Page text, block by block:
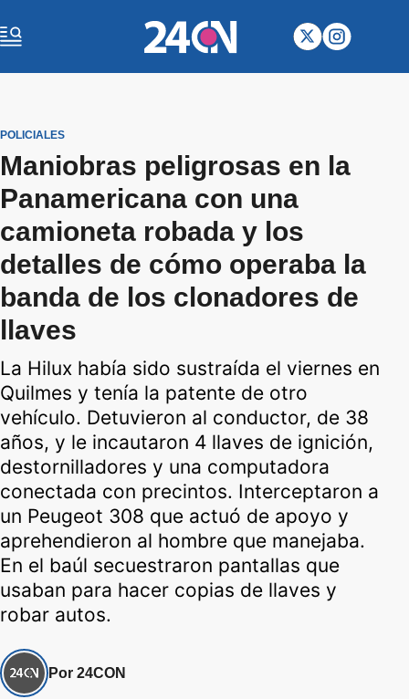
POLICIALES
Maniobras peligrosas en la
Panamericana con una
camioneta robada y los
detalles de cómo operaba la
banda de los clonadores de
llaves
La Hilux había sido sustraída el viernes en
Quilmes y tenía la patente de otro
vehículo. Detuvieron al conductor, de 38
años, y le incautaron 4 llaves de ignición,
destornilladores y una computadora
conectada con precintos. Interceptaron a
un Peugeot 308 que actuó de apoyo y
aprehendieron al hombre que manejaba.
En el baúl secuestraron pantallas que
usaban para hacer copias de llaves y
robar autos.
Por 24CON